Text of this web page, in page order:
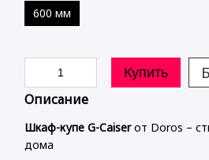
600 мм
Купить
Описание
Шкаф-купе G-Caiserот Doros –
дома